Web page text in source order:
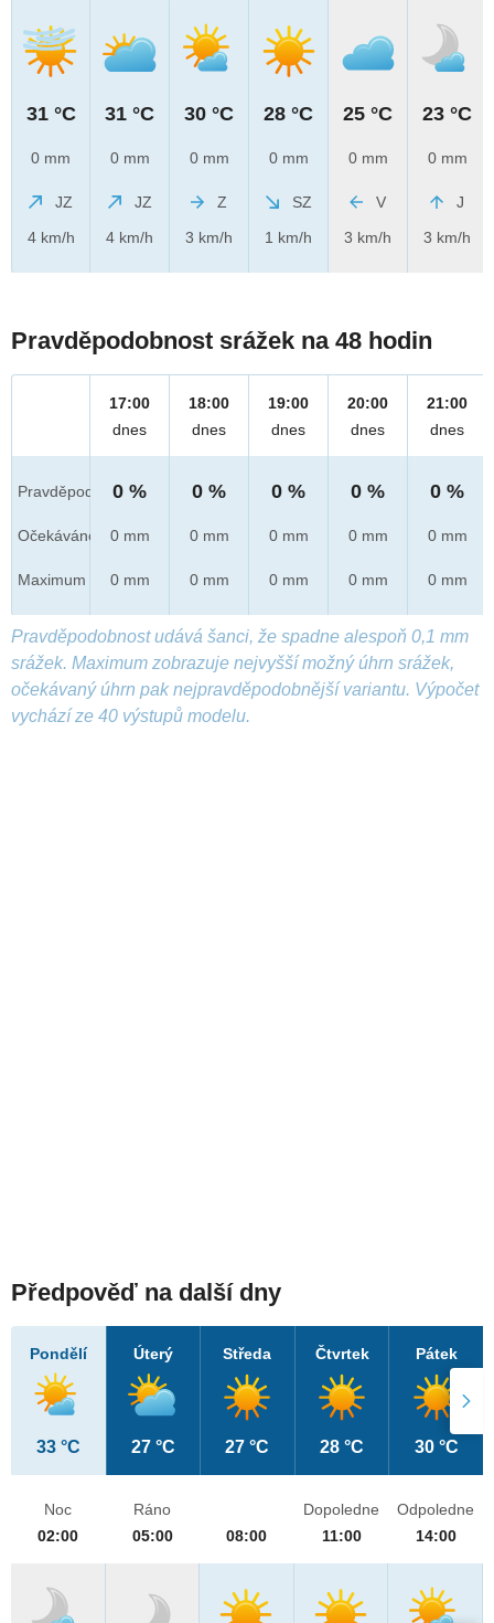
31 °C
0 mm
JZ
4 km/h
31 °C
0 mm
JZ
4 km/h
30 °C
0 mm
Z
3 km/h
28 °C
0 mm
SZ
1 km/h
25 °C
0 mm
V
3 km/h
23 °C
0 mm
J
3 km/h
Pravděpodobnost srážek na 48 hodin
Pravděpod.
Očekáváno
Maximum
17:00
dnes
0 %
0 mm
0 mm
18:00
dnes
0 %
0 mm
0 mm
19:00
dnes
0 %
0 mm
0 mm
20:00
dnes
0 %
0 mm
0 mm
21:00
dnes
0 %
0 mm
0 mm
Pravděpodobnost udává šanci, že spadne alespoň 0,1 mm
srážek. Maximum zobrazuje nejvyšší možný úhrn srážek,
očekávaný úhrn pak nejpravděpodobnější variantu. Výpočet
vychází ze 40 výstupů modelu.
Předpověď na další dny
Pondělí
33 °C
Úterý
27 °C
Středa
27 °C
Čtvrtek
28 °C
Pátek
30 °C
Noc
02:00
Ráno
05:00
08:00
Dopoledne
11:00
Odpoledne
14:00